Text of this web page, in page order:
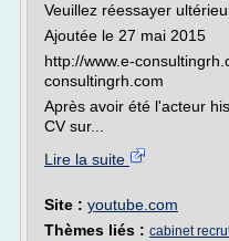
Veuillez réessayer
Ajoutée le 27 mai 2015
http://www.e-
consultingrh.com
Après avoir été l'acteur
CV sur...
Lire la suite
Site : youtube.com
Thèmes liés : cabinet